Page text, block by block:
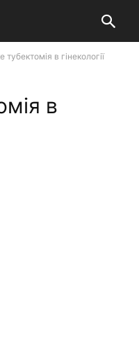
тубектомія в гінекології
в